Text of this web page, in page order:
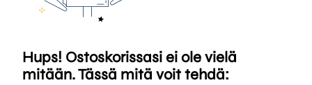
Hups! Ostoskorissasi ei ole vielä
mitään. Tässä mitä voit tehdä: